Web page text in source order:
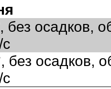
осадков,
осадков,